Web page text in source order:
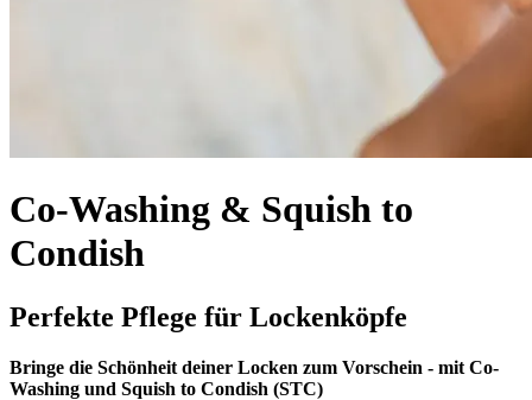
Co-Washing & Squish to
Condish
Perfekte Pflege für Lockenköpfe
Bringe die Schönheit deiner Locken zum Vorschein - mit Co-
Washing und Squish to Condish (STC)